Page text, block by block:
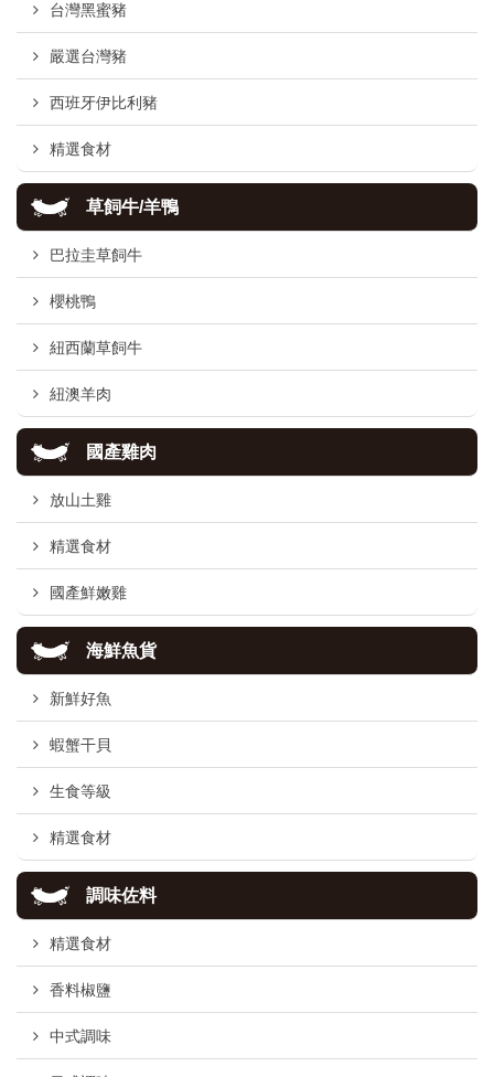
台灣黑蜜豬
嚴選台灣豬
西班牙伊比利豬
精選食材
草飼牛/羊鴨
巴拉圭草飼牛
櫻桃鴨
紐西蘭草飼牛
紐澳羊肉
國產雞肉
放山土雞
精選食材
國產鮮嫩雞
海鮮魚貨
新鮮好魚
蝦蟹干貝
生食等級
精選食材
調味佐料
精選食材
香料椒鹽
中式調味